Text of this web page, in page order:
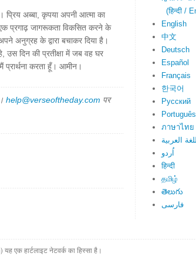
प्रिय अब्बा, कृपया अपनी आत्मा का
प्रगाढ़ जागरूकता विकसित करने के
अनुग्रह के द्वारा बचाकर दिया है।
दिन की प्रतीक्षा में जब वह घर
प्रार्थना करता हूँ। आमीन।
help@verseoftheday.com पर
(हिन्दी /
English
中文
Deutsch
Español
Français
한국어
Русский
Português
ภาษาไทย
العربية
اُردو
हिन्दी
தமிழ்
తెలుగు
فارسی
एक हार्टलाइट नेटवर्क का हिस्सा है।